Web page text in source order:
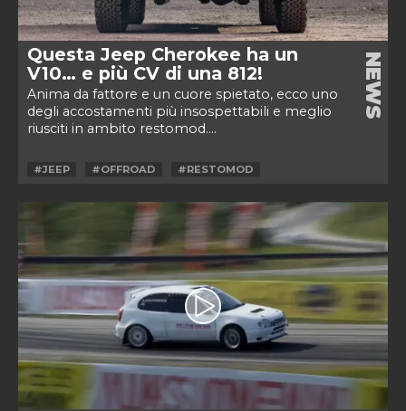
Questa Jeep Cherokee ha un
V10… e più CV di una 812!
Anima da fattore e un cuore spietato, ecco uno
degli accostamenti più insospettabili e meglio
riusciti in ambito restomod....
NEWS
#JEEP #OFFROAD #RESTOMOD